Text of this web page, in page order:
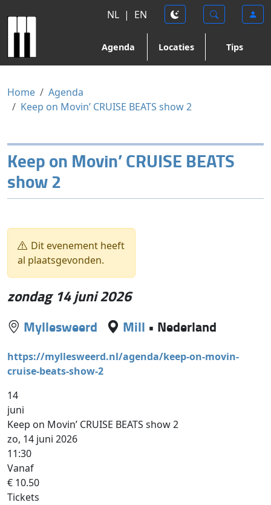
NL | EN
Agenda Locaties Tips
Home
Agenda
Keep on Movin’ CRUISE BEATS show 2
Keep on Movin’ CRUISE BEATS
show 2
Dit evenement heeft
al plaatsgevonden.
zondag 14 juni 2026
Myllesweerd Mill • Nederland
https://myllesweerd.nl/agenda/keep-on-movin-
cruise-beats-show-2
14
juni
Keep on Movin’ CRUISE BEATS show 2
zo, 14 juni 2026
11:30
Vanaf
€ 10.50
Tickets